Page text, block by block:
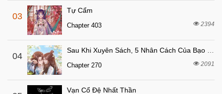
Chapter 16
Chapter 15
Chapter 14 7 tháng trước
Chapter 13 7 tháng trước
Chapter 12
Chapter 11 7 tháng trước
03
Tự Cẩm
Chapter 403 2394
04
Chapter 270 2091
Vạn Cổ Đệ Nhất Thần